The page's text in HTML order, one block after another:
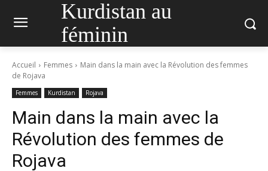
Kurdistan au
féminin
Accueil Femmes
Main dans la main avec la Révolution des femmes
de Rojava
Femmes Kurdistan Rojava
Main dans la main avec la
Révolution des femmes de
Rojava